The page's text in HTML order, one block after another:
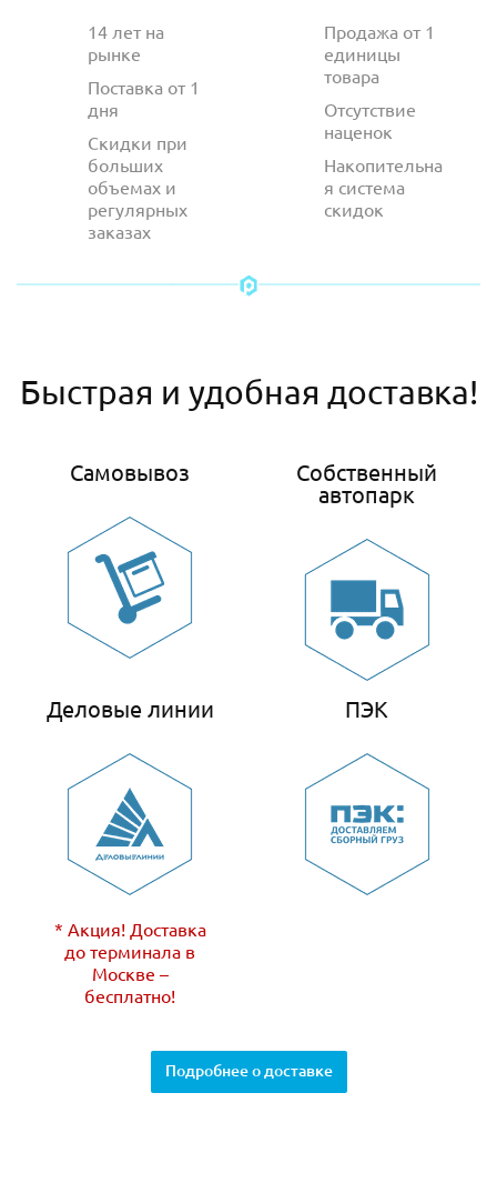
14 лет на
рынке
Поставка от 1
дня
Скидки при
больших
объемах и
регулярных
заказах
Продажа от 1
единицы
товара
Отсутствие
наценок
Накопительна
я система
скидок
Быстрая и удобная доставка!
Самовывоз
Собственный
автопарк
Деловые линии
* Акция! Доставка
до терминала в
Москве –
бесплатно!
ПЭК
Подробнее о доставке